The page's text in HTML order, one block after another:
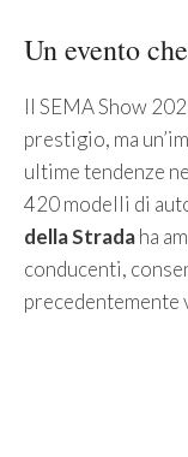
Un evento
Il SEMA Show
prestigio, ma
ultime tendenze
420 modelli di
della Stradaha
conducenti,
precedentemente